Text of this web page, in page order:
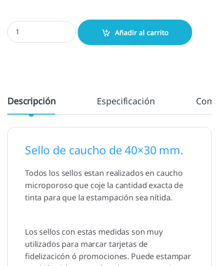
Sellos personalizados 40x30 mm. cantidad
Añadir al carrito
Descripción Especificación
Sello de caucho de 40×30 mm.
Todos los sellos estan realizados en caucho
microporoso que coje la cantidad exacta de
tinta para que la estampación sea nítida.
Los sellos con estas medidas son muy
utilizados para marcar tarjetas de
fidelizacicón ó promociones. Puede estampar